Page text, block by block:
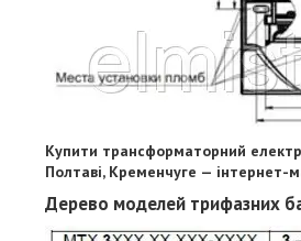
Купити трансформаторний
Полтаві, Кременчуге — інтернет-
Дерево моделей трифазних